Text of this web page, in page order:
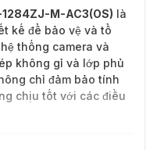
M-AC3(OS) là
kế để bảo vệ và tổ
thống camera và
không gỉ và lớp phủ
chỉ đảm bảo tính
chịu tốt với các điều